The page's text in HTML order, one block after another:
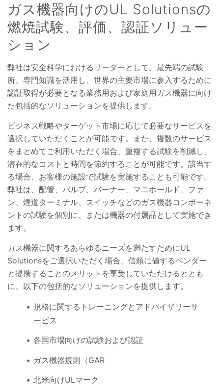
ガス機器向けのUL Solutionsの
燃焼試験、評価、認証ソリュー
ション
弊社は安全科学におけるリーダーとして、最先端の試験
所、専門知識を活用し、世界の主要市場に参入するために
認証取得が必要となる業務用および家庭用ガス機器に向け
た包括的なソリューションを提供します。
ビジネス戦略やターゲット市場に応じて必要なサービスを
選択していただくことが可能です。また、複数のサービス
をまとめてご利用いただく場合、重複する試験を削減し、
潜在的なコストと時間を節約することが可能です。該当す
る場合、お客様の施設で試験を実施することも可能です。
弊社は、配管、バルブ、バーナー、マニホールド、ファ
ン、煙道ターミナル、スイッチなどのガス機器コンポーネ
ントの試験を個別に、または機器の付属品として実施でき
ます。
ガス機器に関するあらゆるニーズを満たすためにUL
Solutionsをご選択いただく場合、信頼に値するベンダー
と提携することのメリットを享受していただけるととも
に、以下の包括的なソリューションを提供します。
規格に関するトレーニングとアドバイザリーサ
ービス
各国市場向けの試験および認証
ガス機器規則（GAR
北米向けULマーク